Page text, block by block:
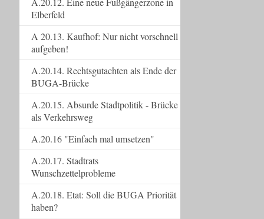
Elberfeld
A 20.13. Kaufhof: Nur nicht vorschnell
aufgeben!
A.20.14. Rechtsgutachten als Ende der
BUGA-Brücke
A.20.15. Absurde Stadtpolitik - Brücke
als Verkehrsweg
A.20.16 "Einfach mal umsetzen"
A.20.17. Stadtrats
Wunschzettelprobleme
A.20.18. Etat: Soll die BUGA Priorität
haben?